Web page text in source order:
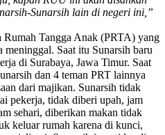
Sunarsih lain di negeri ini,”
Rumah Tangga Anak (PRTA) yang
meninggal. Saat itu Sunarsih baru
di Surabaya, Jawa Timur. Saat
dan 4 teman PRT lainnya
dari majikan. Sunarsih tidak
pekerja, tidak diberi upah, jam
sehari, diberikan makan tidak
keluar rumah karena di kunci,